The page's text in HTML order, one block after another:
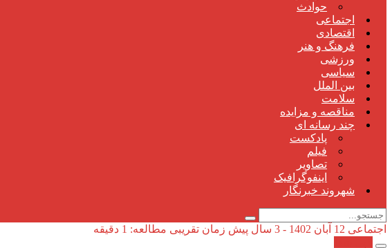
حوادث
اجتماعی
اقتصادی
فرهنگ و هنر
ورزشی
سیاسی
بین الملل
سلامت
مناقصه و مزایده
چند رسانه ای
پادکست
فیلم
تصاویر
اینفوگرافیک
شهروند خبرنگار
اجتماعی 12 آبان 1402 - 3 سال پیش
زمان تقریبی مطالعه: 1 دقیقه